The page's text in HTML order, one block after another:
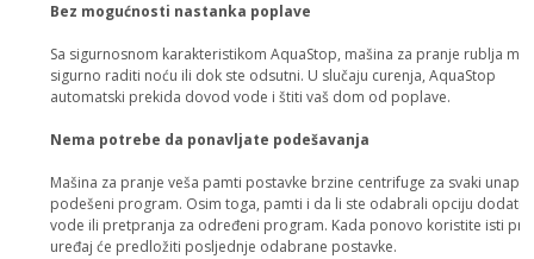
Bez mogućnosti nastanka poplave
Sa sigurnosnom karakteristikom AquaStop, mašina za pranje rublja
sigurno raditi noću ili dok ste odsutni. U slučaju curenja, AquaStop
automatski prekida dovod vode i štiti vaš dom od poplave.
Nema potrebe da ponavljate podešavanja
Mašina za pranje veša pamti postavke brzine centrifuge za svaki
podešeni program. Osim toga, pamti i da li ste odabrali opciju dodatne
vode ili pretpranja za određeni program. Kada ponovo koristite isti
uređaj će predložiti posljednje odabrane postavke.